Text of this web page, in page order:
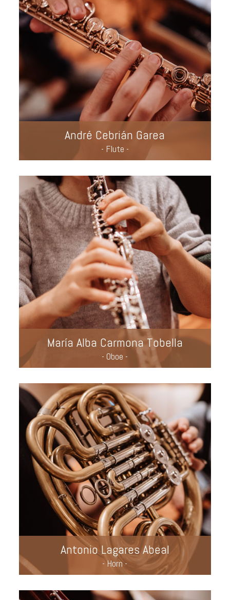
André Cebrián Garea
- Flute -
María Alba Carmona Tobella
- Oboe -
Antonio Lagares Abeal
- Horn -